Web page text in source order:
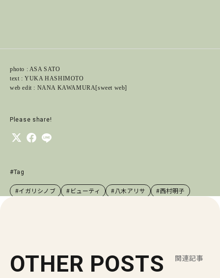
photo : ASA SATO
text : YUKA HASHIMOTO
web edit : NANA KAWAMURA[sweet web]
Please share!
#Tag
#イガリシノブ #ビューティ #八木アリサ #西村明子
OTHER POSTS 関連記事